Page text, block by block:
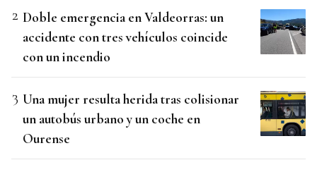
Doble emergencia en Valdeorras: un
accidente con tres vehículos coincide
con un incendio
Una mujer resulta herida tras colisionar
un autobús urbano y un coche en
Ourense